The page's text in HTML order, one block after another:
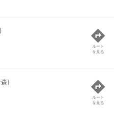
ルート
を見る
)
ルート
を見る